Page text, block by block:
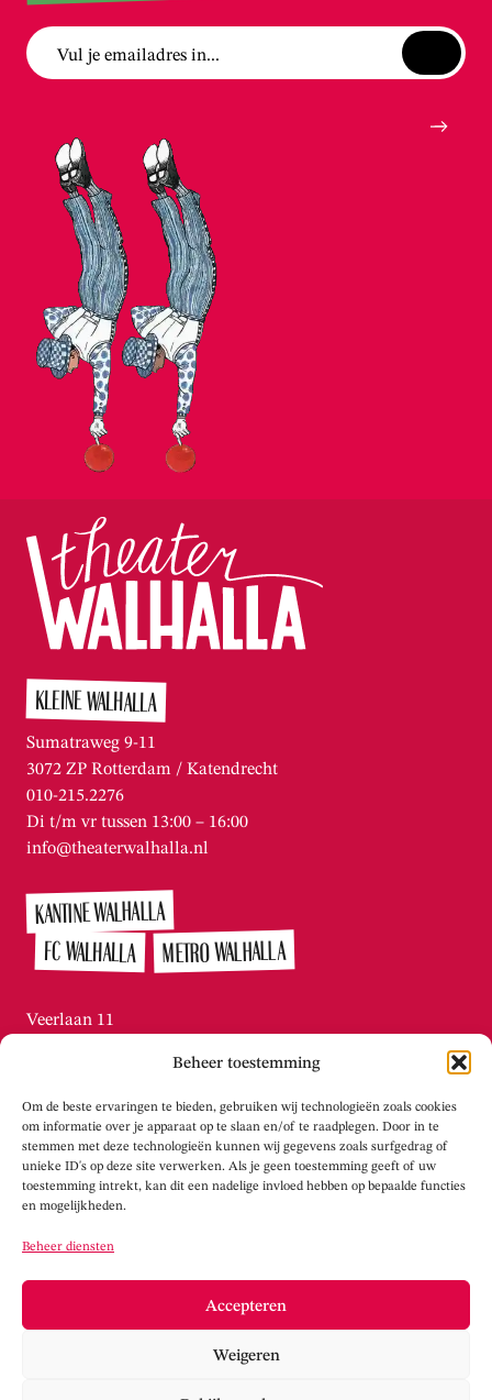
Beheer toestemming
Om de beste ervaringen te bieden, gebruiken wij technologieën zoals cookies
om informatie over je apparaat op te slaan en/of te raadplegen. Door in te
stemmen met deze technologieën kunnen wij gegevens zoals surfgedrag of
unieke ID's op deze site verwerken. Als je geen toestemming geeft of uw
toestemming intrekt, kan dit een nadelige invloed hebben op bepaalde functies
en mogelijkheden.
Beheer diensten
Accepteren
Weigeren
Vul je emailadres in...
KLEINE WALHALLA
Sumatraweg 9-11
3072 ZP Rotterdam / Katendrecht
010-215.2276
Di t/m vr tussen 13:00 – 16:00
info@theaterwalhalla.nl
KANTINE WALHALLA
FC WALHALLA METRO WALHALLA
Veerlaan 11
Di t/m vr tussen 13:00 – 16:00
info@theaterwalhalla.nl
WERKPLAATS WALHALLA
3072 LS Rotterdam / Katendrecht
info@werkplaatswalhalla.nl
www.werkplaatswalhalla.nl